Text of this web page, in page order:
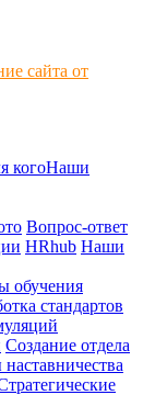
сайта от
когоНаши
Вопрос-ответ
HRhub Наши
обучения
стандартов
Создание отдела